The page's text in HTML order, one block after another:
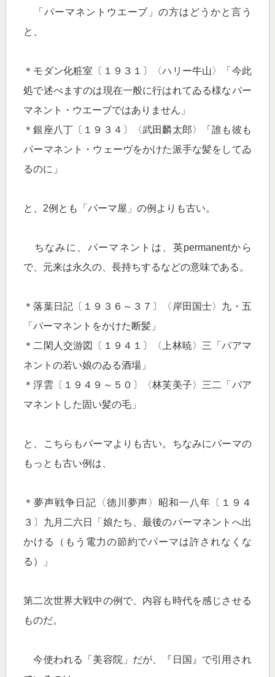
「パーマネントウエーブ」の方はどうかと言う
と、
＊モダン化粧室〔１９３１〕〈ハリー牛山〉「今此
処で述べますのは現在一般に行はれてゐる様なパー
マネント・ウエーブではありません」
＊銀座八丁〔１９３４〕〈武田麟太郎〉「誰も彼も
パーマネント・ウェーヴをかけた派手な髪をしてゐ
るのに」
と、2例とも「パーマ屋」の例よりも古い。
ちなみに、パーマネントは、英permanentから
で、元来は永久の、長持ちするなどの意味である。
＊落葉日記〔１９３６～３７〕〈岸田国士〉九・五
「パーマネントをかけた断髪」
＊二閑人交游図〔１９４１〕〈上林暁〉三「パアマ
ネントの若い娘のゐる酒場」
＊浮雲〔１９４９～５０〕〈林芙美子〉三二「パア
マネントした固い髪の毛」
と、こちらもパーマよりも古い。ちなみにパーマの
もっとも古い例は、
＊夢声戦争日記〈徳川夢声〉昭和一八年〔１９４
３〕九月二六日「娘たち、最後のパーマネントへ出
かける（もう電力の節約でパーマは許されなくな
る）」
第二次世界大戦中の例で、内容も時代を感じさせる
ものだ。
今使われる「美容院」だが、『日国』で引用され